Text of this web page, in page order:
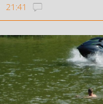
21:41